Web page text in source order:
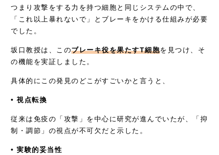
つまり攻撃をする力を持つ細胞と同じシステムの中で、
「これ以上暴れないで」とブレーキをかける仕組みが必要
でした。
坂口教授は、このブレーキ役を果たすT細胞を見つけ、そ
の機能を実証しました。
具体的にこの発見のどこがすごいかと言うと、
• 視点転換
従来は免疫の「攻撃」を中心に研究が進んでいたが、「抑
制・調節」の視点が不可欠だと示した。
• 実験的妥当性